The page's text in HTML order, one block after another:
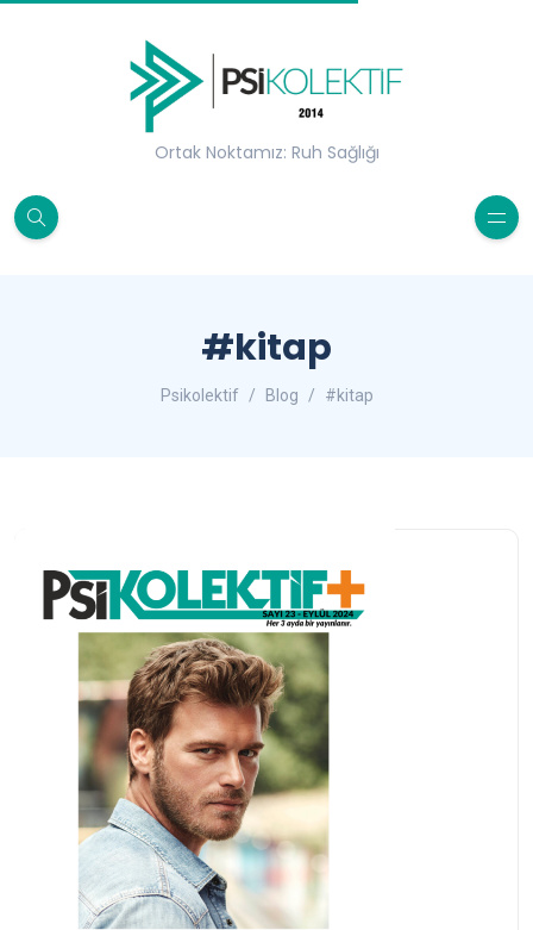
Ortak Noktamız: Ruh Sağlığı
#kitap
Psikolektif Blog #kitap